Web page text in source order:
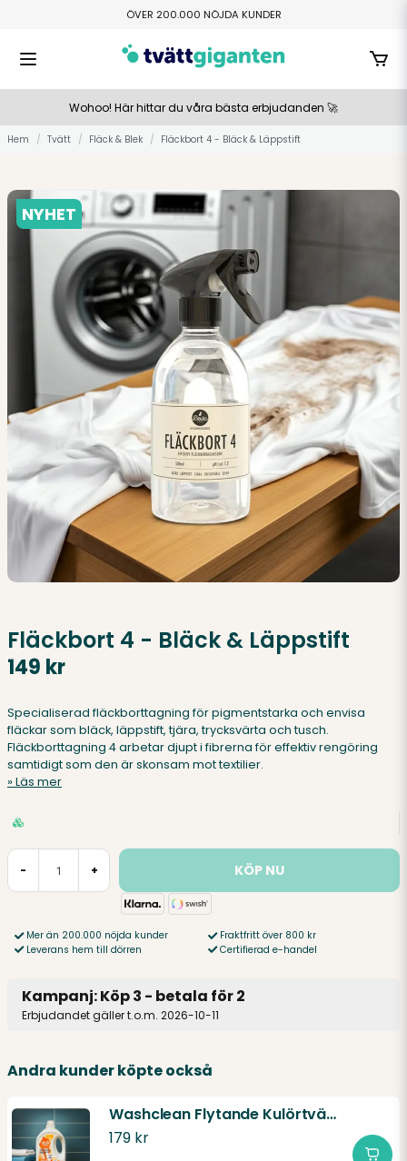
ÖVER 200.000 NÖJDA KUNDER
FRI HEMLEVERANS ÖVER 800 KR
TILLVERKAS I SMÅLAND
BETALA ENKELT MED SWISH ELLER KLARNA
Wohoo! Här hittar du våra bästa erbjudanden 🚀
Hem Tvätt Fläck & Blek Fläckbort 4 - Bläck & Läppstift
NYHET
Fläckbort 4 - Bläck & Läppstift
149 kr
Specialiserad fläckborttagning för pigmentstarka och envisa
fläckar som bläck, läppstift, tjära, trycksvärta och tusch.
Fläckborttagning 4 arbetar djupt i fibrerna för effektiv rengöring
samtidigt som den är skonsam mot textilier.
Läs mer
- + KÖP NU
Mer än 200.000 nöjda kunder
Leverans hem till dörren
Fraktfritt över 800 kr
Certifierad e-handel
Kampanj: Köp 3 - betala för 2
Erbjudandet gäller t.o.m. 2026-10-11
Andra kunder köpte också
Washclean Flytande Kulörtvättmedel 80 tvättar
179 kr